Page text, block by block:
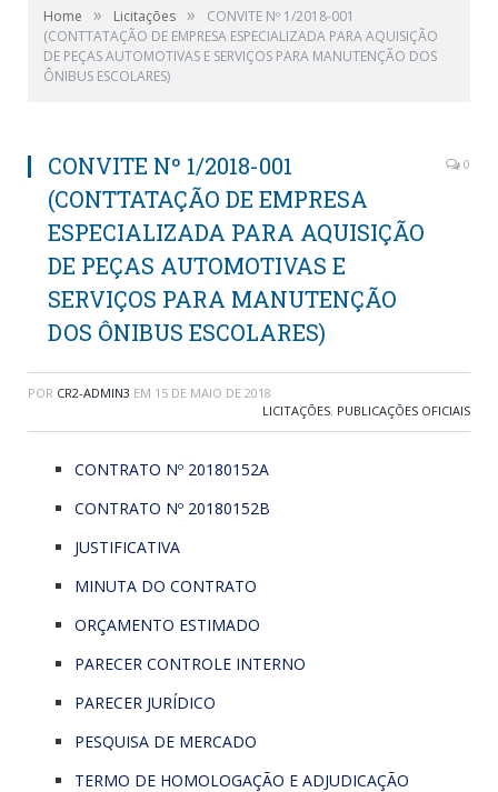
Home » Licitações »
CONVITE Nº 1/2018-001
(CONTTATAÇÃO DE EMPRESA ESPECIALIZADA PARA AQUISIÇÃO
DE PEÇAS AUTOMOTIVAS E SERVIÇOS PARA MANUTENÇÃO DOS
ÔNIBUS ESCOLARES)
CONVITE Nº 1/2018-001
(CONTTATAÇÃO DE EMPRESA
ESPECIALIZADA PARA AQUISIÇÃO
DE PEÇAS AUTOMOTIVAS E
SERVIÇOS PARA MANUTENÇÃO
DOS ÔNIBUS ESCOLARES)
0
POR CR2-ADMIN3 EM 15 DE MAIO DE 2018
LICITAÇÕES, PUBLICAÇÕES OFICIAIS
CONTRATO Nº 20180152A
CONTRATO Nº 20180152B
JUSTIFICATIVA
MINUTA DO CONTRATO
ORÇAMENTO ESTIMADO
PARECER CONTROLE INTERNO
PARECER JURÍDICO
PESQUISA DE MERCADO
TERMO DE HOMOLOGAÇÃO E ADJUDICAÇÃO